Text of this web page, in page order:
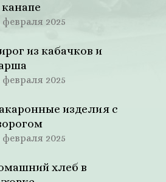
февраля 2025
из кабачков и
февраля 2025
изделия с
февраля 2025
хлеб в